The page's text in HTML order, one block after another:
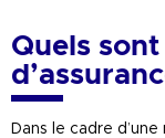
Quels
Dans le cadre